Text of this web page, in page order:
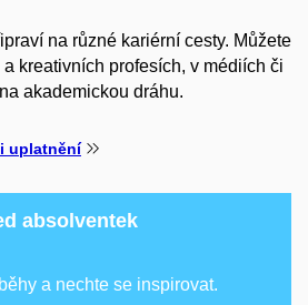
na různé kariérní cesty. Můžete
kreativních profesích, v médiích či
akademickou dráhu.
uplatnění
absolventek
a nechte se inspirovat.